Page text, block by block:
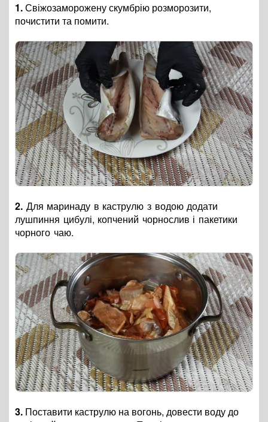
1.Свіжозаморожену скумбрію розморозити,
почистити та помити.
2. Для маринаду в каструлю з водою додати
лушпиння цибулі, копчений чорнослив і пакетики
чорного чаю.
3. Поставити каструлю на вогонь, довести воду до